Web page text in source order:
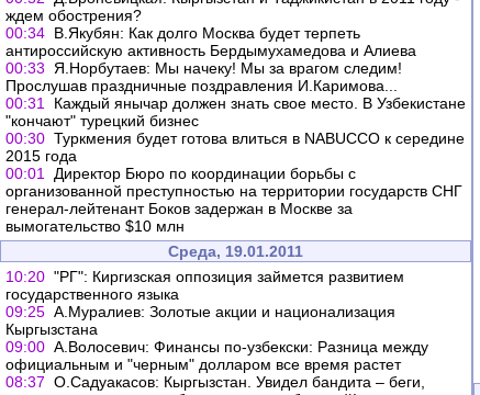
ждем обострения?
00:34 В.Якубян: Как долго Москва будет терпеть
антироссийскую активность Бердымухамедова и Алиева
00:33
Я.Норбутаев: Мы начеку! Мы за врагом следим!
Прослушав праздничные поздравления И.Каримова...
00:31
Каждый янычар должен знать свое место. В Узбекистане
"кончают" турецкий бизнес
00:30 Туркмения будет готова влиться в NABUCCO к середине
2015 года
00:01
Директор Бюро по координации борьбы с
организованной преступностью на территории государств СНГ
генерал-лейтенант Боков задержан в Москве за
вымогательство $10 млн
Среда, 19.01.2011
10:20 "РГ": Киргизская оппозиция займется развитием
государственного языка
09:25 А.Муралиев: Золотые акции и национализация
Кыргызстана
09:00 А.Волосевич: Финансы по-узбекски: Разница между
официальным и "черным" долларом все время растет
08:37 О.Садуакасов: Кыргызстан. Увидел бандита – беги,